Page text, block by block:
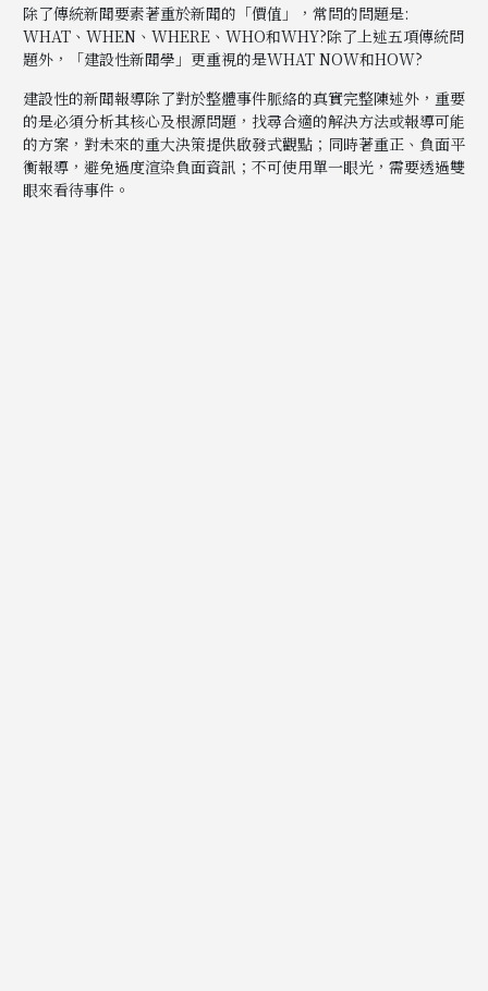
除了傳統新聞要素著重於新聞的「價值」，常問的問題是:
WHAT、WHEN、WHERE、WHO和WHY?除了上述五項傳統問
題外，「建設性新聞學」更重視的是WHAT NOW和HOW?
建設性的新聞報導除了對於整體事件脈絡的真實完整陳述外，重要
的是必須分析其核心及根源問題，找尋合適的解決方法或報導可能
的方案，對未來的重大決策提供啟發式觀點；同時著重正、負面平
衡報導，避免過度渲染負面資訊；不可使用單一眼光，需要透過雙
眼來看待事件。